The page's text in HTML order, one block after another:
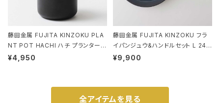
藤田金属 FUJITA KINZOKU PLA
NT POT HACHI ハチ プランターポ
ット 3号 ブラック
¥4,950
藤田金属 FUJITA KINZOKU フラ
イパンジュウ&ハンドルセット L 24c
m ガス火・IH対応 鉄フライパン ウォ
¥9,900
全アイテムを見る